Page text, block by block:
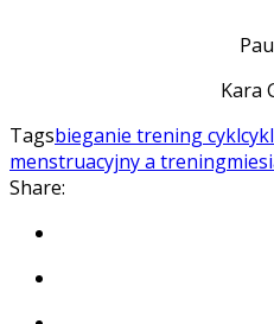
Kara
Tagsbieganie trening cykl
menstruacyjny a trening
Share: